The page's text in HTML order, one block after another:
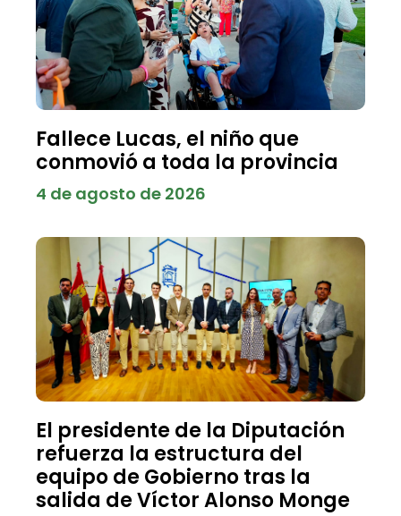
Fallece Lucas, el niño que
conmovió a toda la provincia
4 de agosto de 2026
El presidente de la Diputación
refuerza la estructura del
equipo de Gobierno tras la
salida de Víctor Alonso Monge